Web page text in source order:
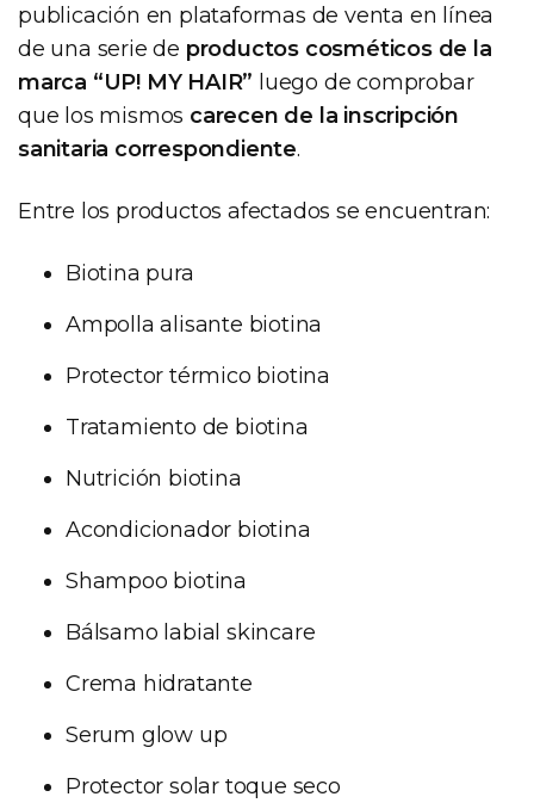
publicación en plataformas de venta en línea
de una serie de productos cosméticos de la
marca “UP! MY HAIR” luego de comprobar
que los mismos carecen de la inscripción
sanitaria correspondiente.
Entre los productos afectados se encuentran:
Biotina pura
Ampolla alisante biotina
Protector térmico biotina
Tratamiento de biotina
Nutrición biotina
Acondicionador biotina
Shampoo biotina
Bálsamo labial skincare
Crema hidratante
Serum glow up
Protector solar toque seco